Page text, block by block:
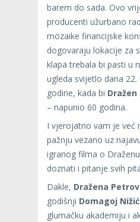
barem do sada. Ovo
producenti užurbano
mozaike financijske
dogovaraju lokacije za
klapa trebala bi pasti u
ugleda svijetlo dana 22.
godine, kada bi
– napunio 60 godina.
I vjerojatno vam je već
pažnju vezano uz
igranog filma o
doznati i pitanje svih
Dakle, Dražena
godišnji Domagoj Nižić
glumačku akademiju i